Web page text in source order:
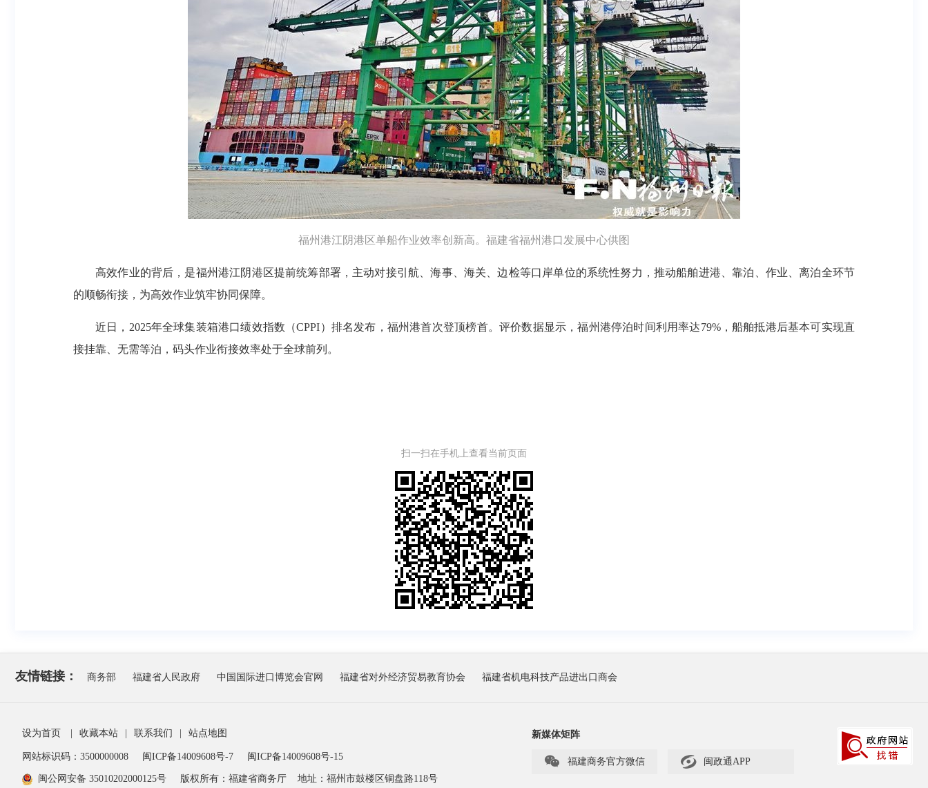
福州港江阴港区单船作业效率创新高。福建省福州港口发展中心供图
高效作业的背后，是福州港江阴港区提前统筹部署，主动对接引航、海事、海关、边检等口岸单位的系统性努力，推动船舶进港、靠泊、作业、离泊全环节
的顺畅衔接，为高效作业筑牢协同保障。
近日，2025年全球集装箱港口绩效指数（CPPI）排名发布，福州港首次登顶榜首。评价数据显示，福州港停泊时间利用率达79%，船舶抵港后基本可实现直
接挂靠、无需等泊，码头作业衔接效率处于全球前列。
扫一扫在手机上查看当前页面
友情链接： 商务部 福建省人民政府 中国国际进口博览会官网 福建省对外经济贸易教育协会 福建省机电科技产品进出口商会
设为首页 收藏本站 联系我们 站点地图
网站标识码：3500000008 闽ICP备14009608号-7 闽ICP备14009608号-15
闽公网安备 35010202000125号 版权所有：福建省商务厅 地址：福州市鼓楼区铜盘路118号
新媒体矩阵
 福建商务官方微信  闽政通APP